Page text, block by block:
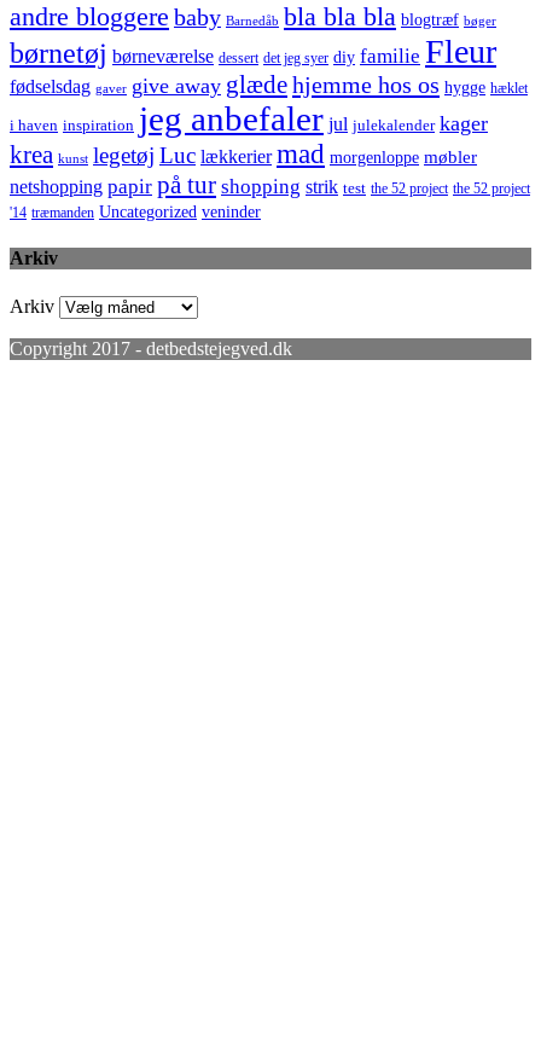
andre bloggere baby Barnedåb bla bla bla blogtræf bøger
børnetøj børneværelse dessert det jeg syer diy familie Fleur
fødselsdag gaver give away glædehjemme hos os hygge hæklet
i haven inspiration jeg anbefaler jul julekalender kager
krea kunst legetøj Luc lækkerier mad morgenloppe møbler
netshopping papir på tur shopping strik test the 52 project the 52 project
'14 træmanden Uncategorized veninder
Arkiv
Arkiv
Copyright 2017 - detbedstejegved.dk